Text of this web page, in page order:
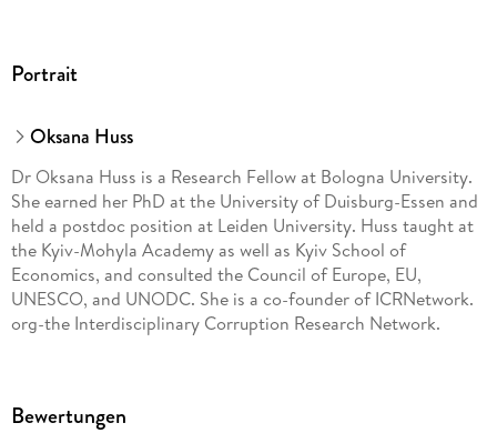
Portrait
Oksana Huss
Dr Oksana Huss is a Research Fellow at Bologna University.
She earned her PhD at the University of Duisburg-Essen and
held a postdoc position at Leiden University. Huss taught at
the Kyiv-Mohyla Academy as well as Kyiv School of
Economics, and consulted the Council of Europe, EU,
UNESCO, and UNODC. She is a co-founder of ICRNetwork.
org-the Interdisciplinary Corruption Research Network.
Bewertungen